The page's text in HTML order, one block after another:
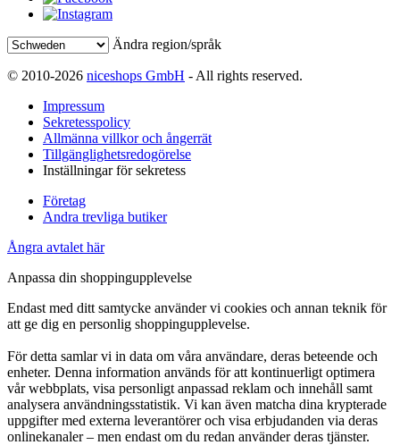
Ändra region/språk
© 2010-2026 niceshops GmbH - All rights reserved.
Impressum
Sekretesspolicy
Allmänna villkor och ångerrät
Tillgänglighetsredogörelse
Inställningar för sekretess
Företag
Andra trevliga butiker
Ångra avtalet här
Anpassa din shoppingupplevelse
Endast med ditt samtycke använder vi cookies och annan teknik för
att ge dig en personlig shoppingupplevelse.
För detta samlar vi in data om våra användare, deras beteende och
enheter. Denna information används för att kontinuerligt optimera
vår webbplats, visa personligt anpassad reklam och innehåll samt
analysera användningsstatistik. Vi kan även matcha dina krypterade
uppgifter med externa leverantörer och visa erbjudanden via deras
onlinekanaler – men endast om du redan använder deras tjänster.